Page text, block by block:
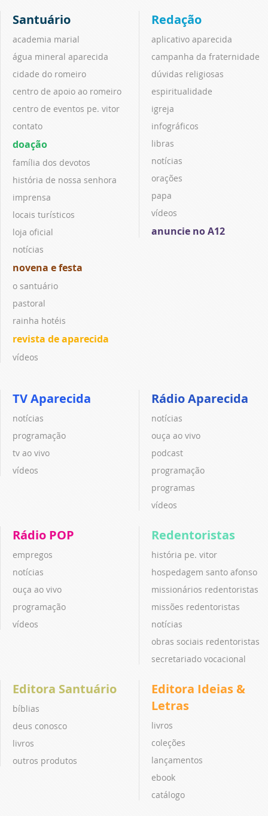
Santuário
academia marial
água mineral aparecida
cidade do romeiro
centro de apoio ao romeiro
centro de eventos pe. vitor
contato
doação
família dos devotos
história de nossa senhora
imprensa
locais turísticos
loja oficial
notícias
novena e festa
o santuário
pastoral
rainha hotéis
revista de aparecida
vídeos
Redação
aplicativo aparecida
campanha da fraternidade
dúvidas religiosas
espiritualidade
igreja
infográficos
libras
notícias
orações
papa
vídeos
anuncie no A12
TV Aparecida
notícias
programação
tv ao vivo
vídeos
Rádio Aparecida
notícias
ouça ao vivo
podcast
programação
programas
vídeos
Rádio POP
empregos
notícias
ouça ao vivo
programação
vídeos
Redentoristas
história pe. vitor
hospedagem santo afonso
missionários redentoristas
missões redentoristas
notícias
obras sociais redentoristas
secretariado vocacional
Editora Santuário
bíblias
deus conosco
livros
outros produtos
Editora Ideias &
Letras
livros
coleções
lançamentos
ebook
catálogo